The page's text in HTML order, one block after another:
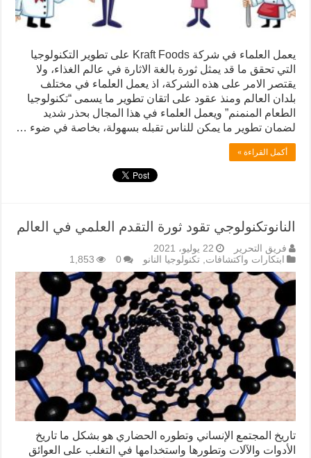
يعمل العلماء في شركة Kraft Foods على تطوير التكنولوجيا
التي تحقق ما قد يمثل ثورة بالغة الاثارة في عالم الغذاء، ولا
يقتصر الامر على هذه الشركة، اذ يعمل العلماء في مختلف
بلدان العالم ومنذ عقود على اتقان تطوير ما يسمى “تكنولوجيا
الطعام المنمنم” ويعمل العلماء في هذا المجال بحذر شديد
لضمان تطوير ما يمكن للناس تقبله بسهولة، بخاصة في ضوء …
أكمل القراءة »
النانوتكنولوجي تقود ثورة التقدم العلمي في العالم
فريق التحرير
22 يوليو، 2021
ابتكارات واكتشافات, تكنولوجيا النانو 0
1,853
تاريخ المجتمع الإنساني وتطوره الحضاري هو بشكل ما تاريخ
الأدوات والآلات وتطورها واستخدامها في التغلب على العوائق